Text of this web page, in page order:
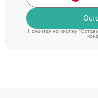
Нажимая на кнопку